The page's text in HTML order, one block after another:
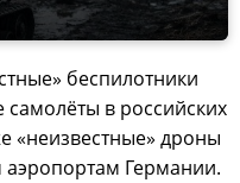
беспилотники
самолёты в российских
«неизвестные» дроны
аэропортам Германии.